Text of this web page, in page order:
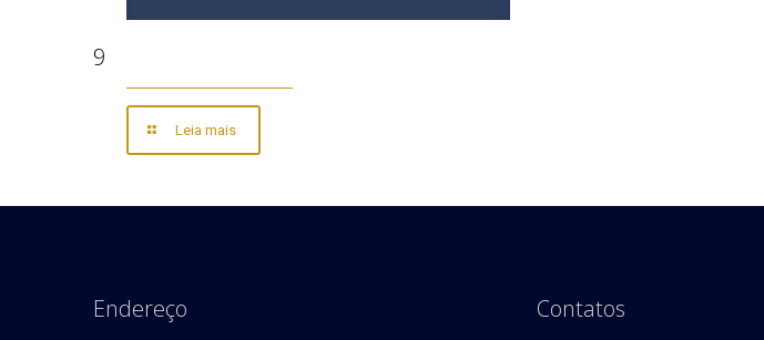
9
Leia mais
Endereço Contatos